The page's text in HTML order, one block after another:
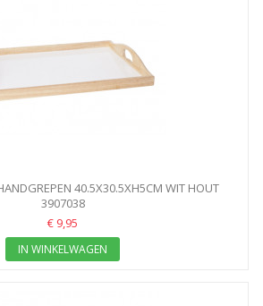
40.5X30.5XH5CM WIT HOUT
NATUUR
3907038
€ 9,95
IN WINKELWAGEN